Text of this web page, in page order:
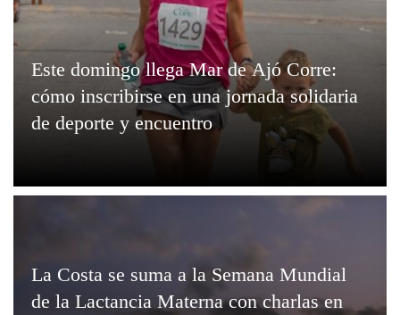
Este domingo llega Mar de Ajó Corre:
cómo inscribirse en una jornada solidaria
de deporte y encuentro
La Costa se suma a la Semana Mundial
de la Lactancia Materna con charlas en